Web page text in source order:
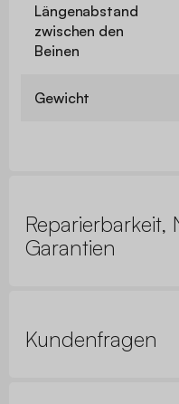
Längenabstand
zwischen den
Beinen
Gewicht
Garantien
Kundenfragen